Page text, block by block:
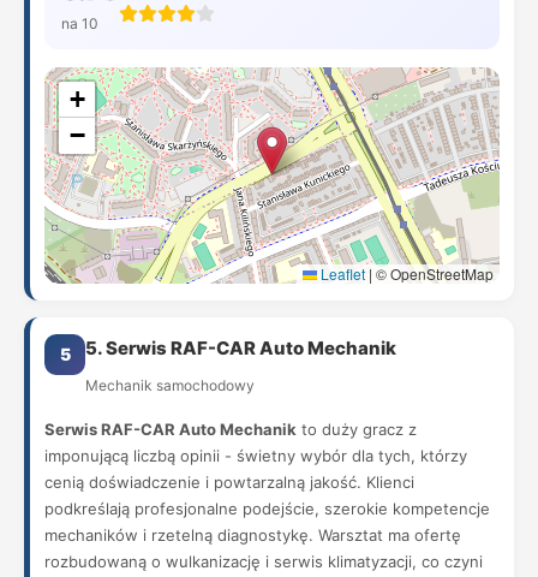
na 10
+
−
Leaflet | © OpenStreetMap
5 5. Serwis RAF-CAR Auto Mechanik
Mechanik samochodowy
Serwis RAF-CAR Auto Mechanik to duży gracz z
imponującą liczbą opinii - świetny wybór dla tych, którzy
cenią doświadczenie i powtarzalną jakość. Klienci
podkreślają profesjonalne podejście, szerokie kompetencje
mechaników i rzetelną diagnostykę. Warsztat ma ofertę
rozbudowaną o wulkanizację i serwis klimatyzacji, co czyni